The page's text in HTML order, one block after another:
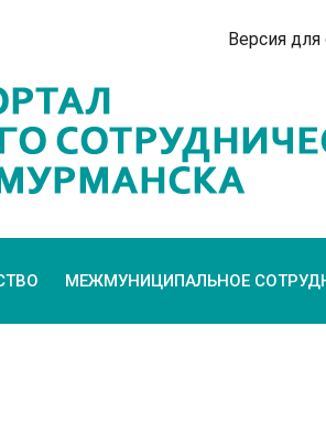
Версия
МЕЖМУНИЦИПАЛЬНОЕ